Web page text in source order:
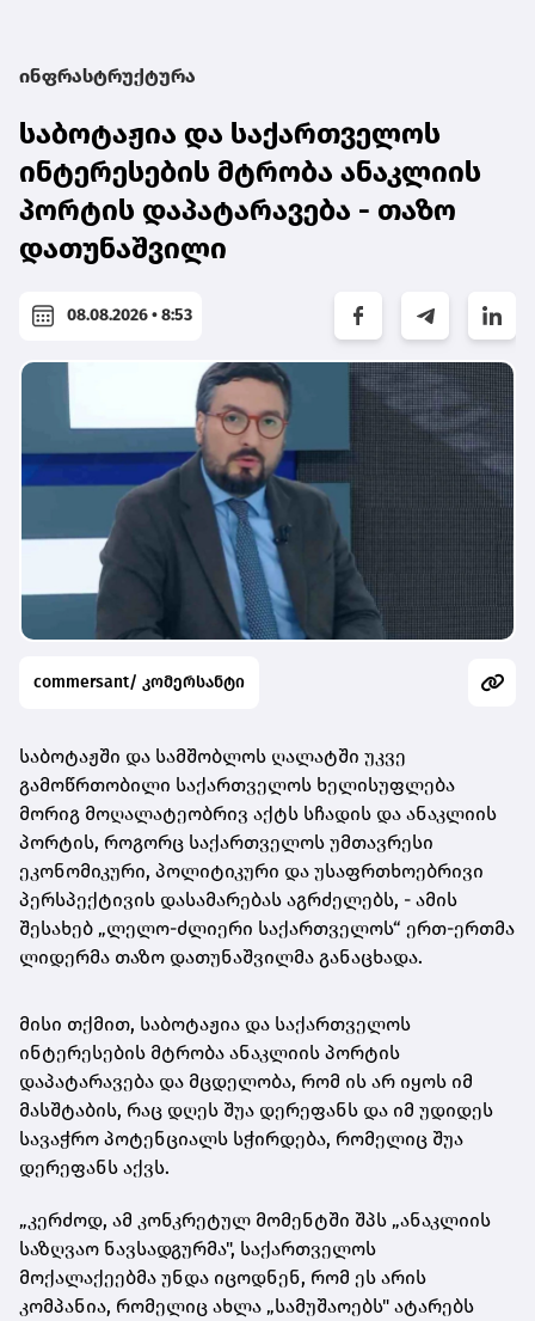
ინფრასტრუქტურა
საბოტაჟია და საქართველოს
ინტერესების მტრობა ანაკლიის
პორტის დაპატარავება - თაზო
დათუნაშვილი
08.08.2026 • 8:53
commersant/ კომერსანტი
საბოტაჟში და სამშობლოს ღალატში უკვე
გამოწრთობილი საქართველოს ხელისუფლება
მორიგ მოღალატეობრივ აქტს სჩადის და ანაკლიის
პორტის, როგორც საქართველოს უმთავრესი
ეკონომიკური, პოლიტიკური და უსაფრთხოებრივი
პერსპექტივის დასამარებას აგრძელებს, - ამის
შესახებ „ლელო-ძლიერი საქართველოს“ ერთ-ერთმა
ლიდერმა თაზო დათუნაშვილმა განაცხადა.
მისი თქმით, საბოტაჟია და საქართველოს
ინტერესების მტრობა ანაკლიის პორტის
დაპატარავება და მცდელობა, რომ ის არ იყოს იმ
მასშტაბის, რაც დღეს შუა დერეფანს და იმ უდიდეს
სავაჭრო პოტენციალს სჭირდება, რომელიც შუა
დერეფანს აქვს.
„კერძოდ, ამ კონკრეტულ მომენტში შპს „ანაკლიის
საზღვაო ნავსადგურმა", საქართველოს
მოქალაქეებმა უნდა იცოდნენ, რომ ეს არის
კომპანია, რომელიც ახლა „სამუშაოებს" ატარებს